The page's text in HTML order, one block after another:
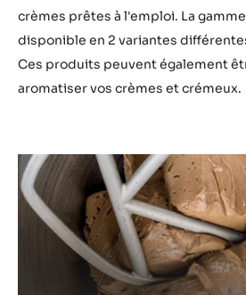
crèmes prêtes à l'emploi. La
disponible en 2 variantes
Ces produits peuvent également
aromatiser vos crèmes et crémeux.